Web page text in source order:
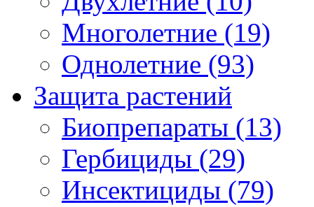
Многолетние (19)
Однолетние (93)
Защита растений
Биопрепараты (13)
Гербициды (29)
Инсектициды (79)